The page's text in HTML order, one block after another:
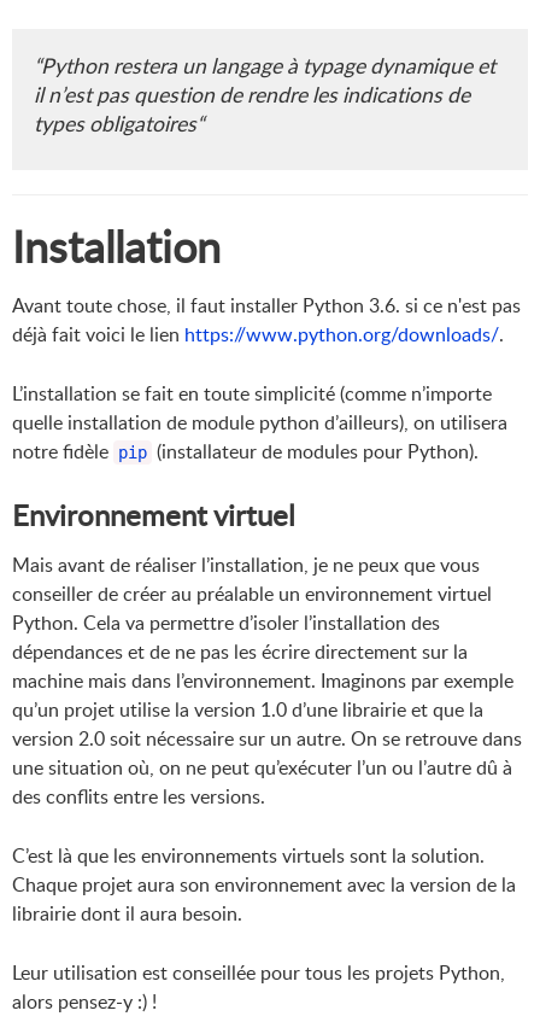
“Python restera un langage à typage dynamique et
il n’est pas question de rendre les indications de
types obligatoires“
Installation
Avant toute chose, il faut installer Python 3.6. si ce n'est pas
déjà fait voici le lien https://www.python.org/downloads/.
L’installation se fait en toute simplicité (comme n’importe
quelle installation de module python d’ailleurs), on utilisera
notre fidèle pip (installateur de modules pour Python).
Environnement virtuel
Mais avant de réaliser l’installation, je ne peux que vous
conseiller de créer au préalable un environnement virtuel
Python. Cela va permettre d’isoler l’installation des
dépendances et de ne pas les écrire directement sur la
machine mais dans l’environnement. Imaginons par exemple
qu’un projet utilise la version 1.0 d’une librairie et que la
version 2.0 soit nécessaire sur un autre. On se retrouve dans
une situation où, on ne peut qu’exécuter l’un ou l’autre dû à
des conflits entre les versions.
C’est là que les environnements virtuels sont la solution.
Chaque projet aura son environnement avec la version de la
librairie dont il aura besoin.
Leur utilisation est conseillée pour tous les projets Python,
alors pensez-y :) !